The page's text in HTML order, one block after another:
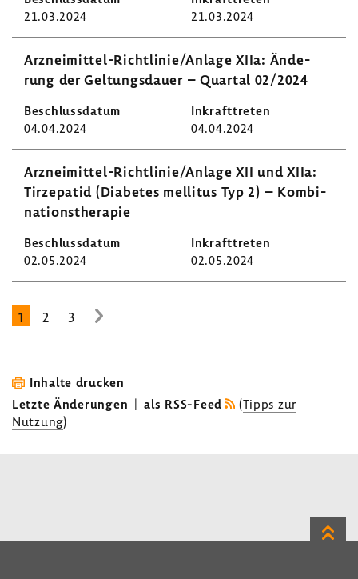
21.03.2024 21.03.2024
Arzneimittel-​Richtlinie/Anlage XIIa: Ände­
rung der Geltungs­dauer – Quartal 02/2024
04.04.2024 04.04.2024
Arzneimittel-​Richtlinie/Anlage XII und XIIa:
Tirze­patid (Diabetes mellitus Typ 2) – Kombi­
na­ti­ons­the­rapie
02.05.2024 02.05.2024
1 2 3
zur
Inhalte drucken
Letzte Änderungen | als RSS-Feed (Tipps zur
Nutzung)
Zum